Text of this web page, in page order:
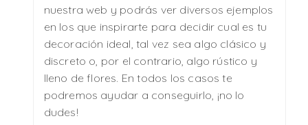
nuestra web y podrás ver diversos ejemplos
en los que inspirarte para decidir cual es tu
decoración ideal, tal vez sea algo clásico y
discreto o, por el contrario, algo rústico y
lleno de flores. En todos los casos te
podremos ayudar a conseguirlo, ¡no lo
dudes!